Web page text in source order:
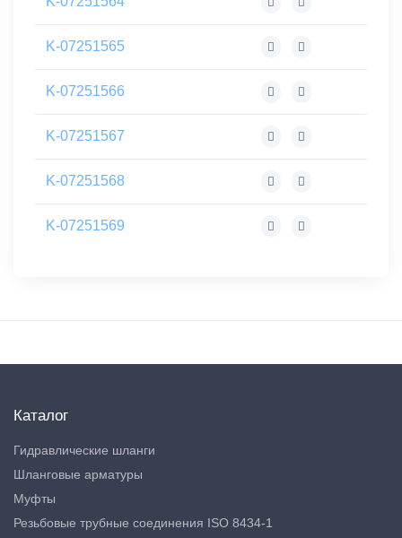
K-07251565
K-07251566
K-07251567
K-07251568
K-07251569
Каталог
Гидравлические шланги
Шланговые арматуры
Муфты
Резьбовые трубные соединения ISO 8434-1